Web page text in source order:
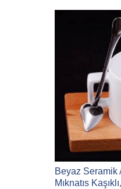
Beyaz Seramik
Mıknatıs